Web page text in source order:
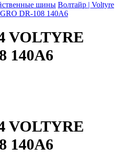
шины Волтайр | Voltyre
DR-108 140А6
VOLTYRE
140А6
VOLTYRE
140А6